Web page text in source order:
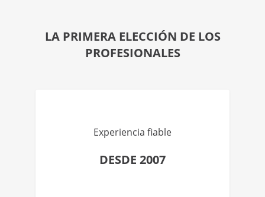
LA PRIMERA ELECCIÓN DE LOS
PROFESIONALES
Experiencia fiable
DESDE 2007